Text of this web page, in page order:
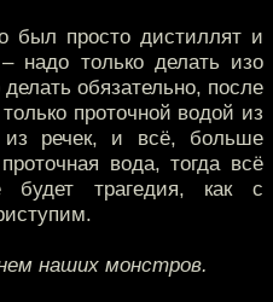
был просто дистиллят и
только делать изо
обязательно, после
проточной водой из
из речек, и всё, больше
вода, тогда всё
трагедия, как с
наших монстров.